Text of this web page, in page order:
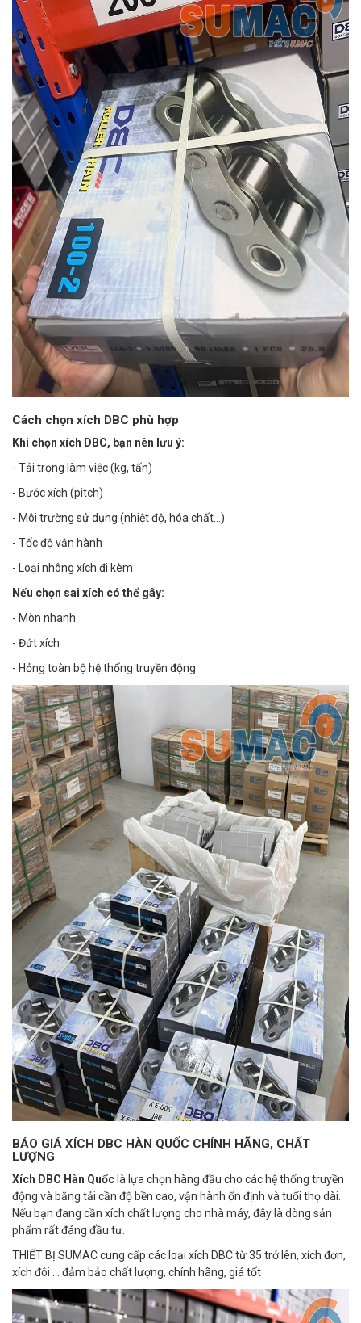
Cách chọn xích DBC phù hợp
Khi chọn xích DBC, bạn nên lưu ý:
- Tải trọng làm việc (kg, tấn)
- Bước xích (pitch)
- Môi trường sử dụng (nhiệt độ, hóa chất…)
- Tốc độ vận hành
- Loại nhông xích đi kèm
Nếu chọn sai xích có thể gây:
- Mòn nhanh
- Đứt xích
- Hỏng toàn bộ hệ thống truyền động
BÁO GIÁ XÍCH DBC HÀN QUỐC CHÍNH HÃNG, CHẤT
LƯỢNG
Xích DBC Hàn Quốc là lựa chọn hàng đầu cho các hệ thống truyền
động và băng tải cần độ bền cao, vận hành ổn định và tuổi thọ dài.
Nếu bạn đang cần xích chất lượng cho nhà máy, đây là dòng sản
phẩm rất đáng đầu tư.
THIẾT BỊ SUMAC cung cấp các loại xích DBC từ 35 trở lên, xích đơn,
xích đôi ... đảm bảo chất lượng, chính hãng, giá tốt